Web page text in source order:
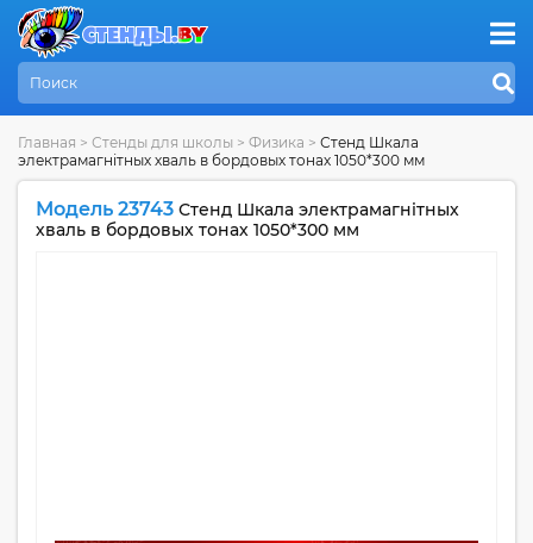
Главная > Стенды для школы > Физика > Стенд Шкала
электрамагнiтных хваль в бордовых тонах 1050*300 мм
Модель 23743 Стенд Шкала электрамагнiтных
хваль в бордовых тонах 1050*300 мм